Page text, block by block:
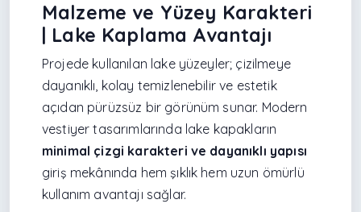
Malzeme ve Yüzey Karakteri
| Lake Kaplama Avantajı
Projede kullanılan lake yüzeyler; çizilmeye
dayanıklı, kolay temizlenebilir ve estetik
açıdan pürüzsüz bir görünüm sunar. Modern
vestiyer tasarımlarında lake kapakların
minimal çizgi karakteri ve dayanıklı yapısı
giriş mekânında hem şıklık hem uzun ömürlü
kullanım avantajı sağlar.